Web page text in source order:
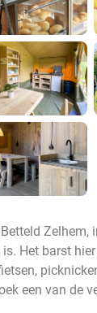
Zelhem,
Het barst
een van de